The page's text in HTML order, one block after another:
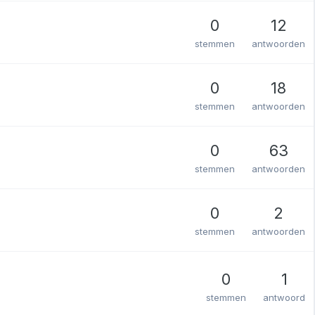
0
stemmen
12
antwoorden
0
stemmen
18
antwoorden
0
stemmen
63
antwoorden
0
stemmen
2
antwoorden
0
stemmen
1
antwoord